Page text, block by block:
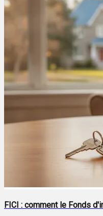
FICI : comment le Fonds